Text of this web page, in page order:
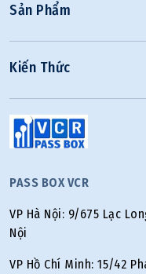
Sản Phẩm
Kiến Thức
PASS BOX VCR
VP Hà Nội: 9/675 Lạc
Nội
VP Hồ Chí Minh: 15/42